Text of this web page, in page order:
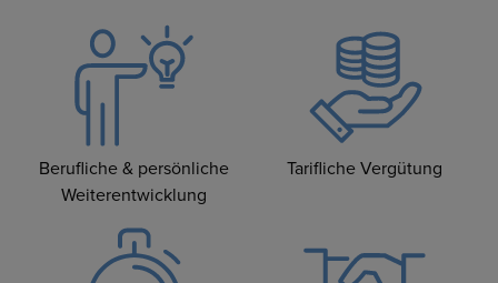
Berufliche & persönliche
Weiterentwicklung
Tarifliche Vergütung